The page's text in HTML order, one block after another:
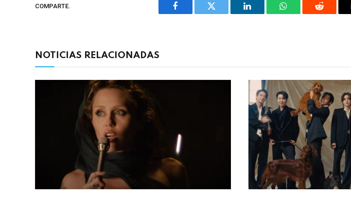
COMPARTE.
Facebook Twitter LinkedIn WhatsAppReddit
NOTICIAS RELACIONADAS